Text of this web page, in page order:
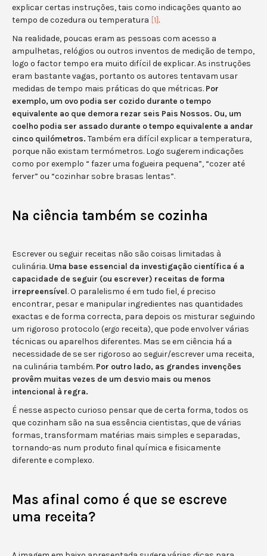
explicar certas instruções, tais como indicações quanto ao
tempo de cozedura ou temperatura [1].
Na realidade, poucas eram as pessoas com acesso a
ampulhetas, relógios ou outros inventos de medição de tempo,
logo o factor tempo era muito difícil de explicar. As instruções
eram bastante vagas, portanto os autores tentavam usar
medidas de tempo mais práticas do que métricas. Por
exemplo, um ovo podia ser cozido durante o tempo
equivalente ao que demora rezar seis Pais Nossos. Ou, um
coelho podia ser assado durante o tempo equivalente a andar
cinco quilómetros. Também era difícil explicar a temperatura,
porque não existam termómetros. Logo sugerem indicações
como por exemplo “ fazer uma fogueira pequena”, “cozer até
ferver” ou “cozinhar sobre brasas lentas”.
Na ciência também se cozinha
Escrever ou seguir receitas não são coisas limitadas à
culinária. Uma base essencial da investigação científica é a
capacidade de seguir (ou escrever) receitas de forma
irrepreensível. O paralelismo é em tudo fiel, é preciso
encontrar, pesar e manipular ingredientes nas quantidades
exactas e de forma correcta, para depois os misturar seguindo
um rigoroso protocolo (ergo receita), que pode envolver várias
técnicas ou aparelhos diferentes. Mas se em ciência há a
necessidade de se ser rigoroso ao seguir/escrever uma receita,
na culinária também. Por outro lado, as grandes invenções
provêm muitas vezes de um desvio mais ou menos
intencional à regra.
É nesse aspecto curioso pensar que de certa forma, todos os
que cozinham são na sua essência cientistas, que de várias
formas, transformam matérias mais simples e separadas,
tornando-as num produto final química e fisicamente
diferente e complexo.
Mas afinal como é que se escreve
uma receita?